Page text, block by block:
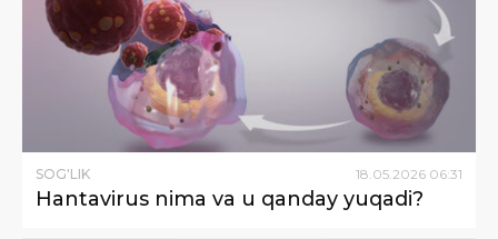
SOG'LIK 18.05.2026 06:31
Hantavirus nima va u qanday yuqadi?